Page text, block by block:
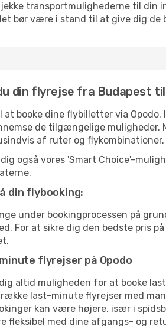
transportmulighederne til
bør være i stand til at give dig de
din flyrejse fra Budapest
at booke dine flybilletter via
de tilgængelige muligheder.
af ruter og flykombinationer.
også vores 'Smart Choice'-
din flybooking:
under bookingprocessen på
For at sikre dig den bedste pris
flyrejser på Opodo
altid muligheden for at booke
last-minute flyrejser med
kan være højere, især i
fleksibel med dine afgangs- og